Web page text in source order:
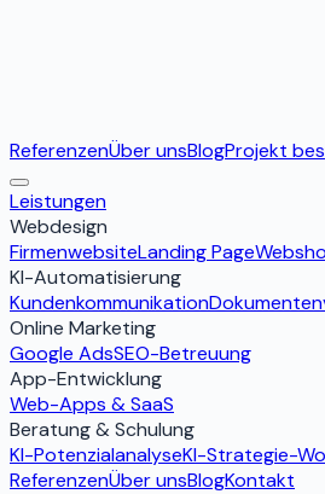
ReferenzenÜber unsBlogProjekt
Leistungen
Webdesign
FirmenwebsiteLanding Page
KI-Automatisierung
Kundenkommunikation
Online Marketing
Google AdsSEO-Betreuung
App-Entwicklung
Web-Apps & SaaS
Beratung & Schulung
KI-PotenzialanalyseKI-Strategie-
ReferenzenÜber unsBlogKontakt